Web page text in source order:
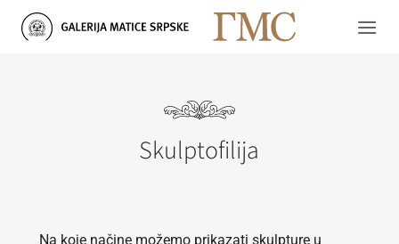
Skulptofilija
Na koje načine možemo prikazati skulpture u